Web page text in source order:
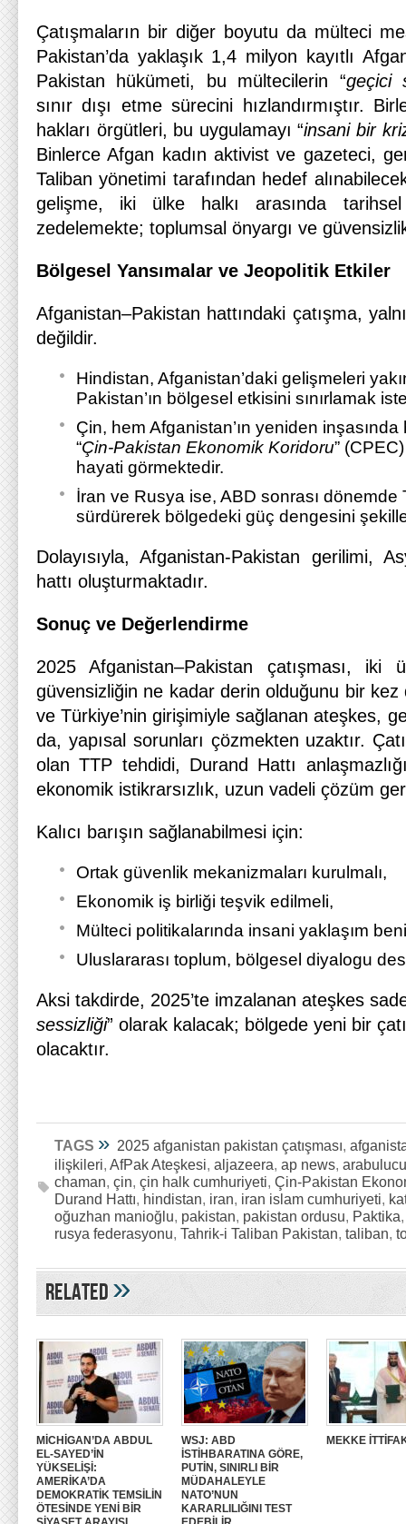
Çatışmaların bir diğer boyutu da mülteci
Pakistan’da yaklaşık 1,4 milyon kayıtlı
Pakistan hükümeti, bu mültecilerin “geçici
sınır dışı etme sürecini hızlandırmıştır.
hakları örgütleri, bu uygulamayı “insani bir
Binlerce Afgan kadın aktivist ve gazeteci,
Taliban yönetimi tarafından hedef
gelişme, iki ülke halkı arasında
zedelemekte; toplumsal önyargı ve
Bölgesel Yansımalar ve Jeopolitik Etkiler
Afganistan–Pakistan hattındaki çatışma,
değildir.
Hindistan, Afganistan’daki gelişmeleri
Pakistan’ın bölgesel etkisini sınırlamak
Çin, hem Afganistan’ın yeniden
“Çin-Pakistan Ekonomik Koridoru”
hayati görmektedir.
İran ve Rusya ise, ABD sonrası dönemde
sürdürerek bölgedeki güç dengesini
Dolayısıyla, Afganistan-Pakistan gerilimi,
hattı oluşturmaktadır.
Sonuç ve Değerlendirme
2025 Afganistan–Pakistan çatışması, iki
güvensizliğin ne kadar derin olduğunu bir
ve Türkiye’nin girişimiyle sağlanan ateşkes,
da, yapısal sorunları çözmekten uzaktır.
olan TTP tehdidi, Durand Hattı
ekonomik istikrarsızlık, uzun vadeli çözüm
Kalıcı barışın sağlanabilmesi için:
Ortak güvenlik mekanizmaları kurulmalı,
Ekonomik iş birliği teşvik edilmeli,
Mülteci politikalarında insani yaklaşım
Uluslararası toplum, bölgesel diyalogu
Aksi takdirde, 2025’te imzalanan ateşkes
sessizliği” olarak kalacak; bölgede yeni bir
olacaktır.
TAGS » 2025 afganistan pakistan çatışması,
ilişkileri, AfPak Ateşkesi, aljazeera, ap news,
chaman, çin, çin halk cumhuriyeti, Çin-Pakistan
Durand Hattı, hindistan, iran, iran islam cumhuriyeti,
oğuzhan manioğlu, pakistan, pakistan ordusu, Paktika
rusya federasyonu, Tahrik-i Taliban Pakistan, taliban,
Related»
MİCHİGAN’DA ABDUL
EL-SAYED’İN
YÜKSELİŞİ:
AMERİKA’DA
DEMOKRATİK TEMSİLİN
ÖTESİNDE YENİ BİR
WSJ: ABD
İSTİHBARATINA GÖRE,
PUTİN, SINIRLI BİR
MÜDAHALEYLE
NATO’NUN
KARARLILIĞINI TEST
MEKKE